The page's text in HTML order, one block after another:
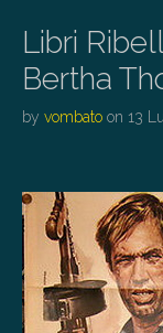
Libri
Bertha
by vombato on 13